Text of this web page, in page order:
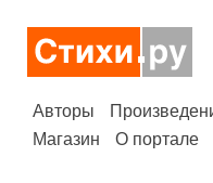
Авторы
Магазин
О портале